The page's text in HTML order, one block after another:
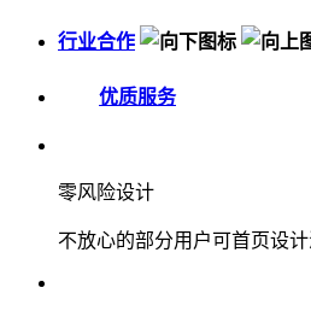
行业合作
优质服务
零风险设计
不放心的部分用户可首页设